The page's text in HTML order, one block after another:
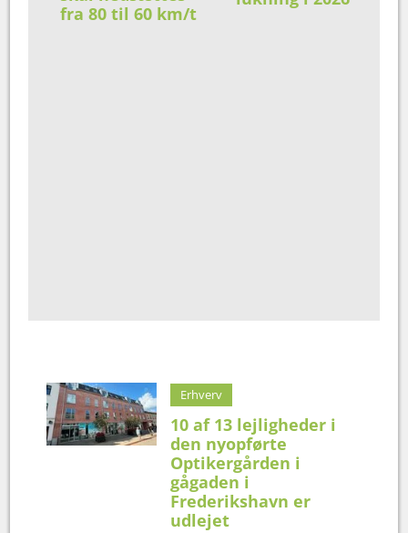
fra 80 til 60 km/t
Erhverv
10 af 13 lejligheder i
den nyopførte
Optikergården i
gågaden i
Frederikshavn er
udlejet